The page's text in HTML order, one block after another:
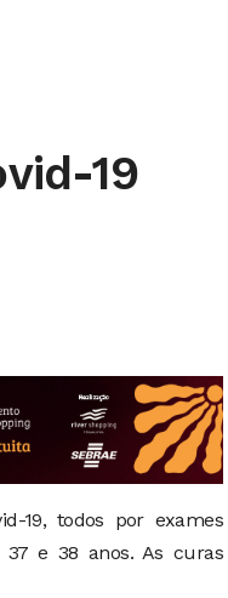
19
19, todos por exames
37 e 38 anos. As curas